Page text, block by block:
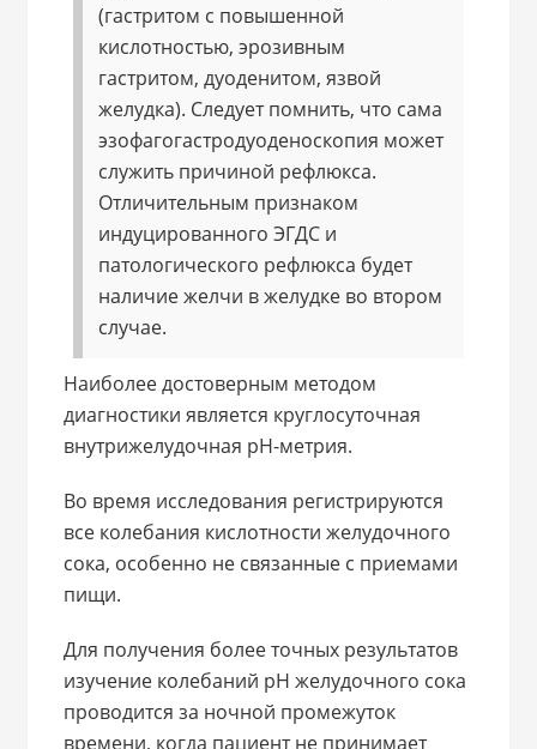
(гастритом с повышенной
кислотностью, эрозивным
гастритом, дуоденитом, язвой
желудка). Следует помнить, что сама
эзофагогастродуоденоскопия может
служить причиной рефлюкса.
Отличительным признаком
индуцированного ЭГДС и
патологического рефлюкса будет
наличие желчи в желудке во втором
случае.
Наиболее достоверным методом
диагностики является круглосуточная
внутрижелудочная pH-метрия.
Во время исследования регистрируются
все колебания кислотности желудочного
сока, особенно не связанные с приемами
пищи.
Для получения более точных результатов
изучение колебаний рН желудочного сока
проводится за ночной промежуток
времени, когда пациент не принимает